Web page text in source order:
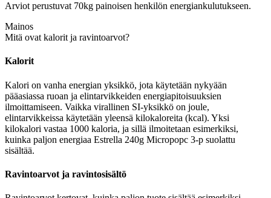
Arviot perustuvat 70kg painoisen henkilön energiankulutukseen.
Mainos
Mitä ovat kalorit ja ravintoarvot?
Kalorit
Kalori on vanha energian yksikkö, jota käytetään nykyään
pääasiassa ruoan ja elintarvikkeiden energiapitoisuuksien
ilmoittamiseen. Vaikka virallinen SI-yksikkö on joule,
elintarvikkeissa käytetään yleensä kilokaloreita (kcal). Yksi
kilokalori vastaa 1000 kaloria, ja sillä ilmoitetaan esimerkiksi,
kuinka paljon energiaa Estrella 240g Micropopc 3-p suolattu
sisältää.
Ravintoarvot ja ravintosisältö